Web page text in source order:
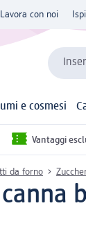
Lavora con noi
e cosmesi
Vantaggi
da forno